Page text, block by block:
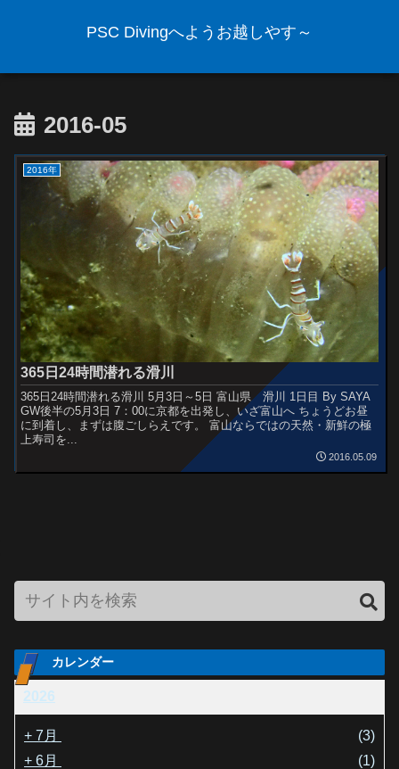
PSC Divingへようお越しやす～
2016-05
2016年
365日24時間潜れる滑川
365日24時間潜れる滑川 5月3日～5日 富山県 滑川 1日目 By SAYA
GW後半の5月3日 7：00に京都を出発し、いざ富山へ ちょうどお昼
に到着し、まずは腹ごしらえです。 富山ならではの天然・新鮮の極
上寿司を...
2016.05.09
カレンダー
2026
+ 7月
(3)
+ 6月
(1)